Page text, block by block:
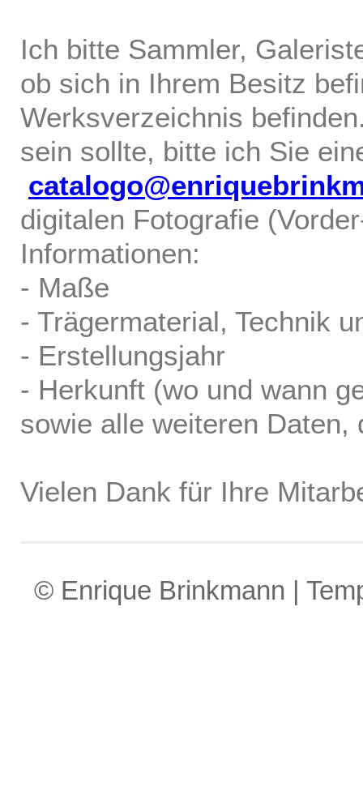
Ich bitte Sammler,
ob sich in Ihrem Besitz
Werksverzeichnis
sein sollte, bitte ich Sie
digitalen Fotografie
Informationen:
- Maße
- Trägermaterial, Technik
- Erstellungsjahr
- Herkunft (wo und wann
sowie alle weiteren
Vielen Dank für Ihre
© Enrique Brinkmann |